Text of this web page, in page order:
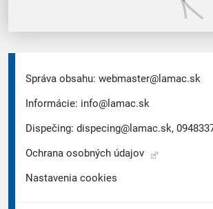
Správa obsahu: webmaster@lamac.sk
Informácie: info@lamac.sk
Dispečing: dispecing@lamac.sk,
Ochrana osobných údajov
Nastavenia cookies